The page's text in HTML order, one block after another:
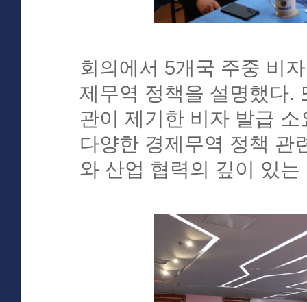
회의에서 5개국 주중 비
제무역 정책을 설명했다.
관이 제기한 비자 발급
다양한 경제무역 정책 관
와 산업 협력의 깊이 있